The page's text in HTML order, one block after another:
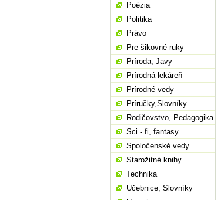
Poézia
Politika
Právo
Pre šikovné ruky
Príroda, Javy
Prírodná lekáreň
Prírodné vedy
Príručky,Slovníky
Rodičovstvo, Pedagogika
Sci - fi, fantasy
Spoločenské vedy
Starožitné knihy
Technika
Učebnice, Slovníky